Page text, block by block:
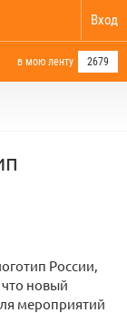
Вход
в мою ленту 2679
России,
новый
мероприятий